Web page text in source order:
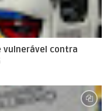
vulnerável contra